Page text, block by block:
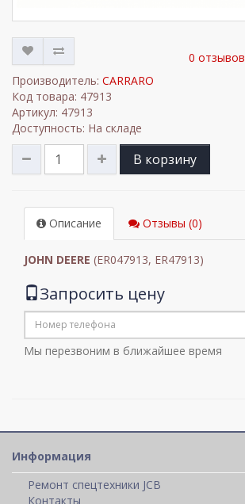
0 отзывов
Производитель: CARRARO
Код товара: 47913
Артикул: 47913
Доступность: На складе
В корзину
Описание Отзывы (0)
JOHN DEERE (ER047913, ER47913)
Запросить цену
Мы перезвоним в ближайшее время
Информация
Ремонт спецтехники JCB
Контакты